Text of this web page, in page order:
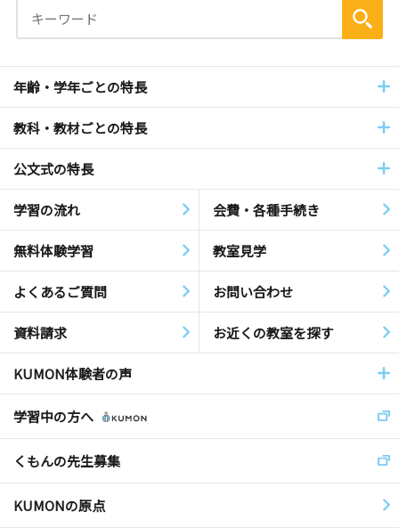
年齢・学年ごとの特長
教科・教材ごとの特長
公文式の特長
学習の流れ 会費・各種手続き
無料体験学習 教室見学
よくあるご質問 お問い合わせ
資料請求 お近くの教室を探す
KUMON体験者の声
学習中の方へ
くもんの先生募集
KUMONの原点